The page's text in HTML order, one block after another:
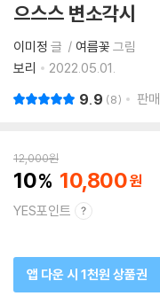
으스스 변소각시
이미정 글 여름꽃 그림
보리
2022.05.01.
9.9 8 판
12,000원
10 10,800
YES포인트
앱 다운 시 1천원 상품권